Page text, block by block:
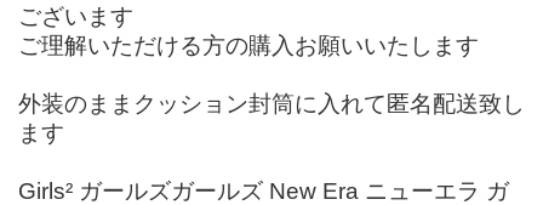
ございます
ご理解いただける方の購入お願いいたします
外装のままクッション封筒に入れて匿名配送致し
ます
Girls² ガールズガールズ New Era ニューエラ ガ